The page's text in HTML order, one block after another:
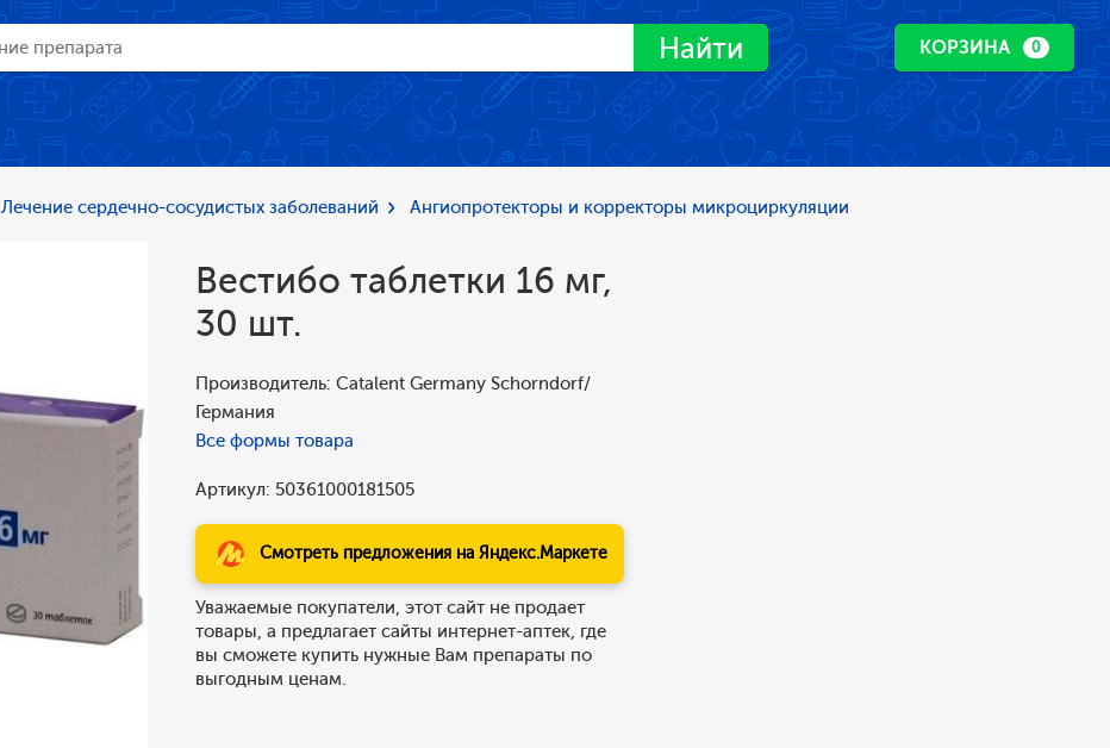
Найти КОРЗИНА 0
Лечение сердечно-сосудистых заболеваний Ангиопротекторы и корректоры микроциркуляции
Вестибо таблетки 16 мг,
30 шт.
Производитель: Catalent Germany Schorndorf/
Германия
Все формы товара
Артикул: 50361000181505
Смотреть предложения на Яндекс.Маркете
Уважаемые покупатели, этот сайт не продает
товары, а предлагает сайты интернет-аптек, где
вы сможете купить нужные Вам препараты по
выгодным ценам.